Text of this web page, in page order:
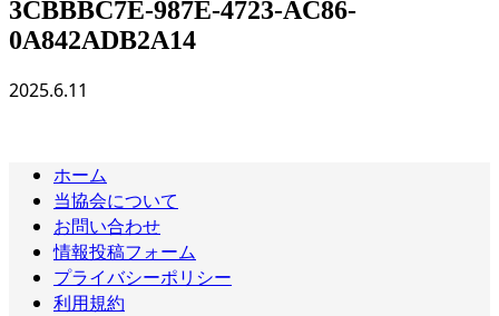
3CBBBC7E-987E-4723-AC86-
0A842ADB2A14
2025.6.11
ホーム
当協会について
お問い合わせ
情報投稿フォーム
プライバシーポリシー
利用規約